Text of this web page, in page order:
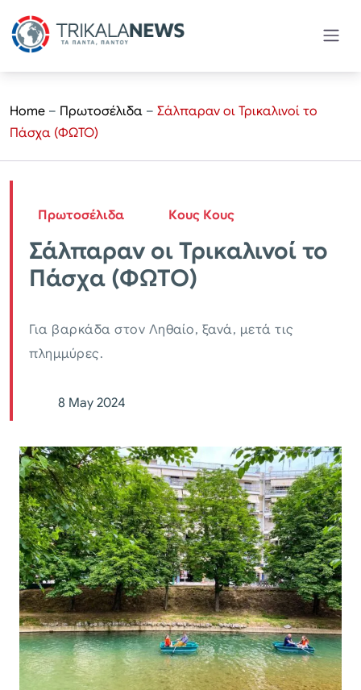
Home – Πρωτοσέλιδα – Σάλπαραν οι Τρικαλινοί το
Πάσχα (ΦΩΤΟ)
Πρωτοσέλιδα Κους Κους
Σάλπαραν οι Τρικαλινοί το
Πάσχα (ΦΩΤΟ)
Για βαρκάδα στον Ληθαίο, ξανά, μετά τις
πλημμύρες.
8 May 2024